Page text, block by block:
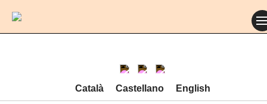
Català Castellano English